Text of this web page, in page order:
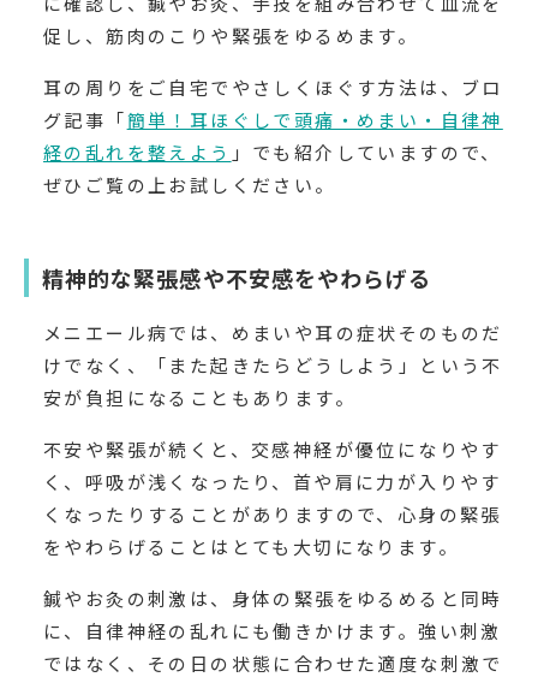
促し、筋肉のこりや緊張をゆるめます。
耳の周りをご自宅でやさしくほぐす方法は、ブロ
グ記事「簡単！耳ほぐしで頭痛・めまい・自律神
経の乱れを整えよう 」でも紹介していますので、
ぜひご覧の上お試しください。
精神的な緊張感や不安感をやわらげる
メニエール病では、めまいや耳の症状そのものだ
けでなく、「また起きたらどうしよう」という不
安が負担になることもあります。
不安や緊張が続くと、交感神経が優位になりやす
く、呼吸が浅くなったり、首や肩に力が入りやす
くなったりすることがありますので、心身の緊張
をやわらげることはとても大切になります。
鍼やお灸の刺激は、身体の緊張をゆるめると同時
に、自律神経の乱れにも働きかけます。強い刺激
ではなく、その日の状態に合わせた適度な刺激で